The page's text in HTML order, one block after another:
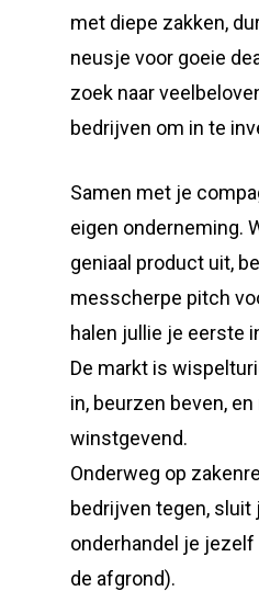
met diepe zakken,
neusje voor goeie
zoek naar
bedrijven om in te
Samen met je
eigen onderneming.
geniaal product uit,
messcherpe pitch
halen jullie je eerste
De markt is
in, beurzen beven,
winstgevend.
Onderweg op
bedrijven tegen, sluit
onderhandel je
de afgrond).